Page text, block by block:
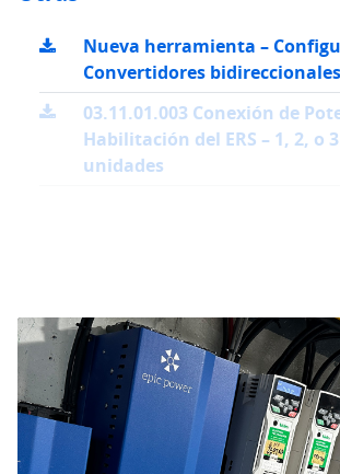
Nueva herramienta –
Convertidores
03.11.01.003 Conexión de
Habilitación del ERS – 1, 2, o 3
unidades